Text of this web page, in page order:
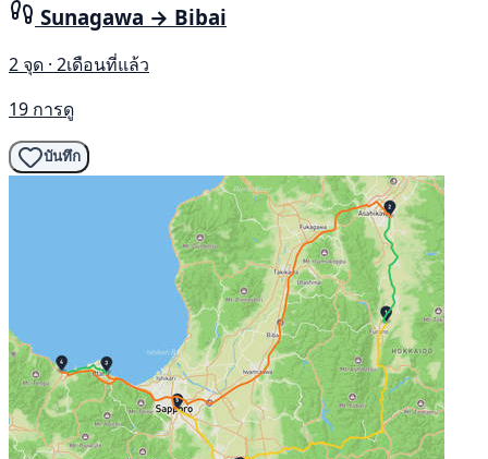
Sunagawa → Bibai
2 จุด · 2เดือนที่แล้ว
19 การดู
บันทึก